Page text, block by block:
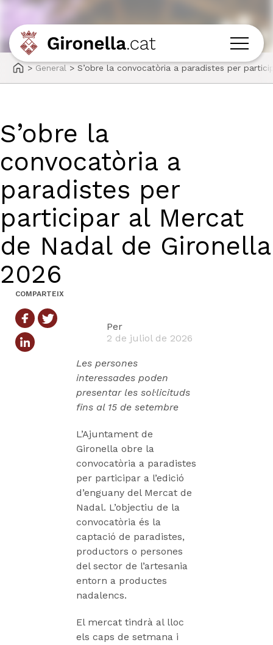
> General > S’obre la convocatòria a paradistes per
S’obre la
convocatòria a
paradistes per
participar al Mercat
de Nadal de Gironella
2026
COMPARTEIX
Per
2 de juliol de 2026
Les persones
interessades poden
presentar les sol·licituds
fins al 15 de setembre
L’Ajuntament de
Gironella obre la
convocatòria a paradistes
per participar a l’edició
d’enguany del Mercat de
Nadal. L’objectiu de la
convocatòria és la
captació de paradistes,
productors o persones
del sector de l’artesania
entorn a productes
nadalencs.
El mercat tindrà al lloc
els caps de setmana i